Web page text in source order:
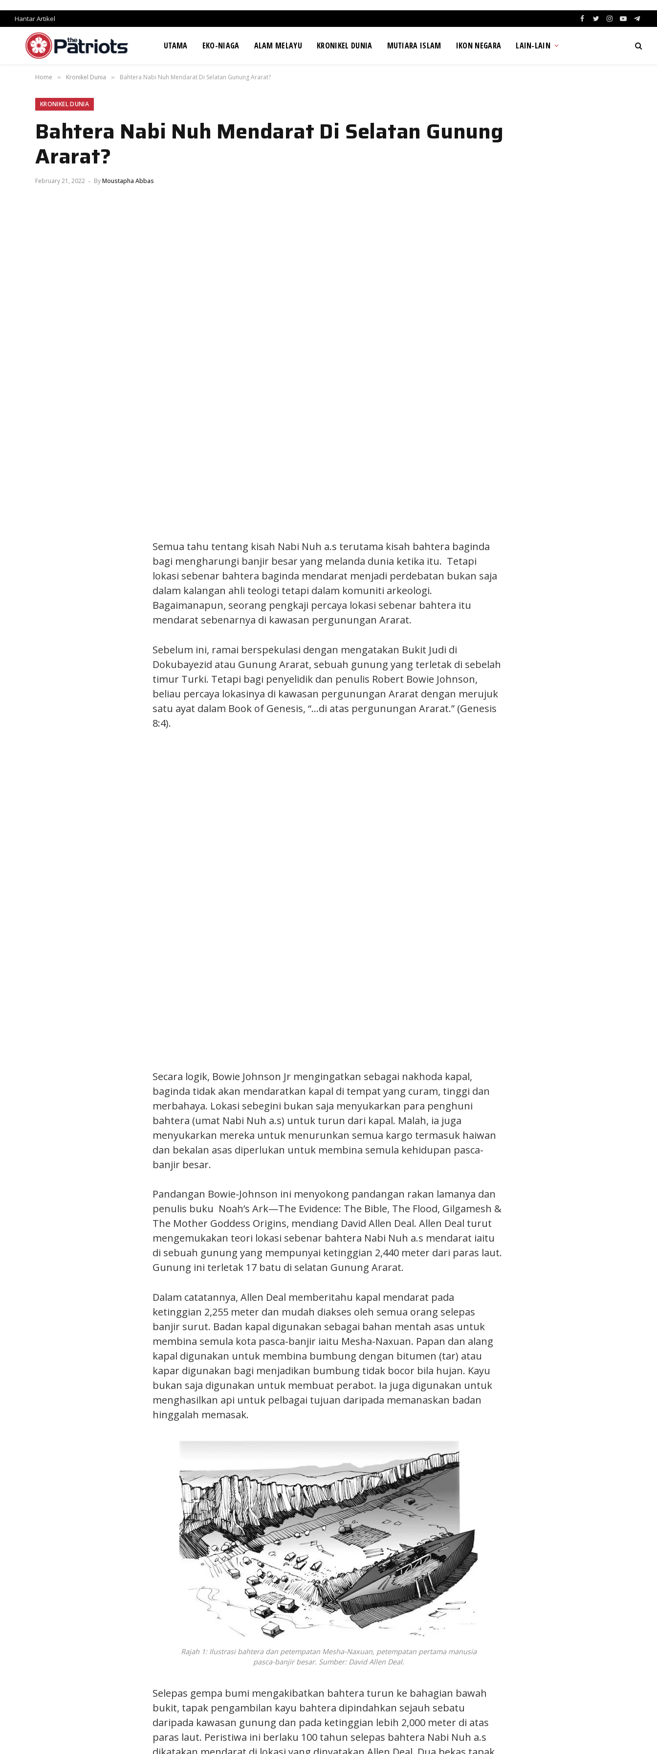
Hantar Artikel Facebook
TwitterInstagram
YouTube
UTAMA EKO-NIAGA ALAM MELAYU KRONIKEL DUNIA MUTIARA ISLAM IKON NEGARA LAIN-LAIN
Home » Kronikel Dunia » Bahtera Nabi Nuh Mendarat Di Selatan Gunung Ararat?
KRONIKEL DUNIA
Bahtera Nabi Nuh Mendarat Di Selatan Gunung
Ararat?
February 21, 2022 ByMoustapha Abbas
Semua tahu tentang kisah Nabi Nuh a.s terutama kisah bahtera baginda
bagi mengharungi banjir besar yang melanda dunia ketika itu. Tetapi
lokasi sebenar bahtera baginda mendarat menjadi perdebatan bukan saja
dalam kalangan ahli teologi tetapi dalam komuniti arkeologi.
Bagaimanapun, seorang pengkaji percaya lokasi sebenar bahtera itu
mendarat sebenarnya di kawasan pergunungan Ararat.
Sebelum ini, ramai berspekulasi dengan mengatakan Bukit Judi di
Dokubayezid atau Gunung Ararat, sebuah gunung yang terletak di sebelah
timur Turki. Tetapi bagi penyelidik dan penulis Robert Bowie Johnson,
beliau percaya lokasinya di kawasan pergunungan Ararat dengan merujuk
satu ayat dalam Book of Genesis, “…di atas pergunungan Ararat.” (Genesis
8:4).
Secara logik, Bowie Johnson Jr mengingatkan sebagai nakhoda kapal,
baginda tidak akan mendaratkan kapal di tempat yang curam, tinggi dan
merbahaya. Lokasi sebegini bukan saja menyukarkan para penghuni
bahtera (umat Nabi Nuh a.s) untuk turun dari kapal. Malah, ia juga
menyukarkan mereka untuk menurunkan semua kargo termasuk haiwan
dan bekalan asas diperlukan untuk membina semula kehidupan pasca-
banjir besar.
Pandangan Bowie-Johnson ini menyokong pandangan rakan lamanya dan
penulis buku Noah’s Ark—The Evidence: The Bible, The Flood, Gilgamesh &
The Mother Goddess Origins, mendiang David Allen Deal. Allen Deal turut
mengemukakan teori lokasi sebenar bahtera Nabi Nuh a.s mendarat iaitu
di sebuah gunung yang mempunyai ketinggian 2,440 meter dari paras laut.
Gunung ini terletak 17 batu di selatan Gunung Ararat.
Dalam catatannya, Allen Deal memberitahu kapal mendarat pada
ketinggian 2,255 meter dan mudah diakses oleh semua orang selepas
banjir surut. Badan kapal digunakan sebagai bahan mentah asas untuk
membina semula kota pasca-banjir iaitu Mesha-Naxuan. Papan dan alang
kapal digunakan untuk membina bumbung dengan bitumen (tar) atau
kapar digunakan bagi menjadikan bumbung tidak bocor bila hujan. Kayu
bukan saja digunakan untuk membuat perabot. Ia juga digunakan untuk
menghasilkan api untuk pelbagai tujuan daripada memanaskan badan
hinggalah memasak.
Rajah 1: Ilustrasi bahtera dan petempatan Mesha-Naxuan, petempatan pertama manusia
pasca-banjir besar. Sumber: David Allen Deal.
Selepas gempa bumi mengakibatkan bahtera turun ke bahagian bawah
bukit, tapak pengambilan kayu bahtera dipindahkan sejauh sebatu
daripada kawasan gunung dan pada ketinggian lebih 2,000 meter di atas
paras laut. Peristiwa ini berlaku 100 tahun selepas bahtera Nabi Nuh a.s